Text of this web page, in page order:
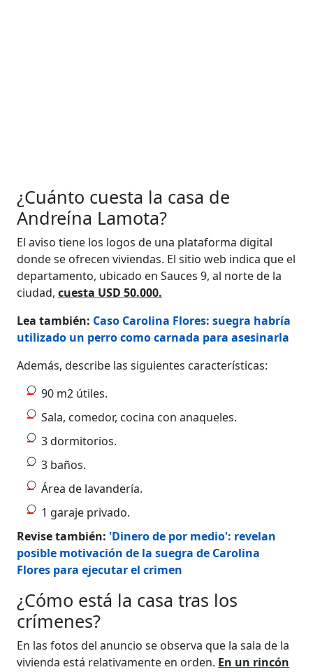
¿Cuánto cuesta la casa de
Andreína Lamota?
El aviso tiene los logos de una plataforma digital
donde se ofrecen viviendas. El sitio web indica que el
departamento, ubicado en Sauces 9, al norte de la
ciudad,cuesta USD 50.000.
Lea también: Caso Carolina Flores: suegra habría
utilizado un perro como carnada para asesinarla
Además, describe las siguientes características:
90 m2 útiles.
Sala, comedor, cocina con anaqueles.
3 dormitorios.
3 baños.
Área de lavandería.
1 garaje privado.
Revise también: 'Dinero de por medio': revelan
posible motivación de la suegra de Carolina
Flores para ejecutar el crimen
¿Cómo está la casa tras los
crímenes?
En las fotos del anuncio se observa que la sala de la
vivienda está relativamente en orden. En un rincón